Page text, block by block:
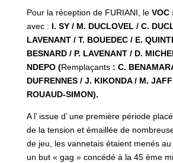
Pour la réception de FURIANI, le VOC
avec : I. SY / M. DUCLOVEL / C.
LAVENANT / T. BOUEDEC / E.
BESNARD / P. LAVENANT / D.
NDEPO (Remplaçants: C.
DUFRENNES / J. KIKONDA / M.
ROUAUD-SIMON).
A l’ issue d’ une première période
de la tension et émaillée de
de jeu, les vannetais étaient menés au
un but « gag » concédé à la 45 ème